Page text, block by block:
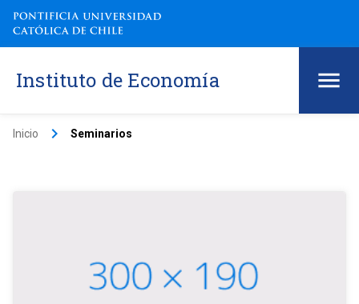
Instituto de Economía
Inicio keyboard_arrow_right Seminarios